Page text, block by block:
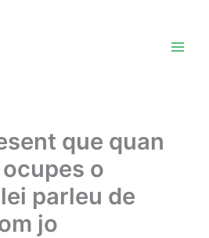
que quan
o
parleu de
jo